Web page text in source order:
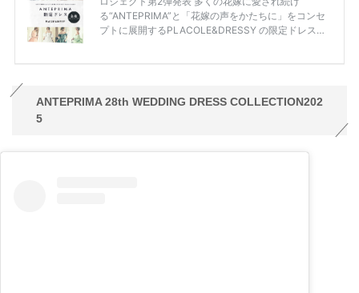
ANTEPRIMA 28th WEDDING DRESS COLLECTION202
5